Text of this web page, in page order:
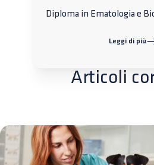
Diploma in Ematologia e
Leggi di più
Articoli